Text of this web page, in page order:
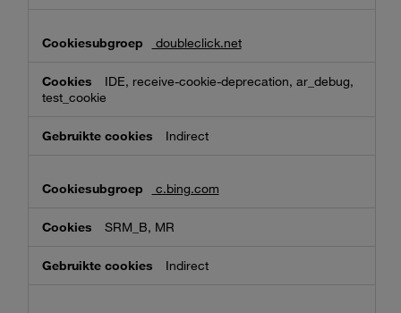
doubleclick.net
IDE, receive-cookie-deprecation, ar_debug,
test_cookie
Indirect
c.bing.com
SRM_B, MR
Indirect